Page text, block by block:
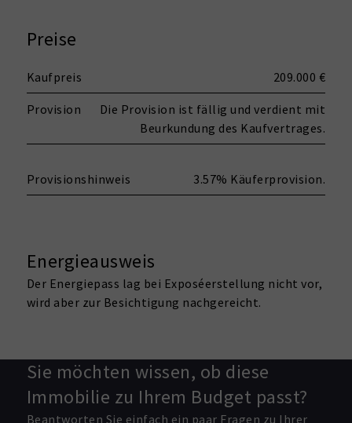
Preise
Kaufpreis 209.000 €
Provision
Die Provision ist fällig und verdient mit
Beurkundung des Kaufvertrages.
Provisionshinweis 3.57% Käuferprovision.
Energieausweis
Der Energiepass lag bei Exposéerstellung nicht vor,
wird aber zur Besichtigung nachgereicht.
Sie möchten wissen, ob diese
Immobilie zu Ihrem Budget passt?
Beantworten Sie einfach ein paar Fragen zu Ihrer